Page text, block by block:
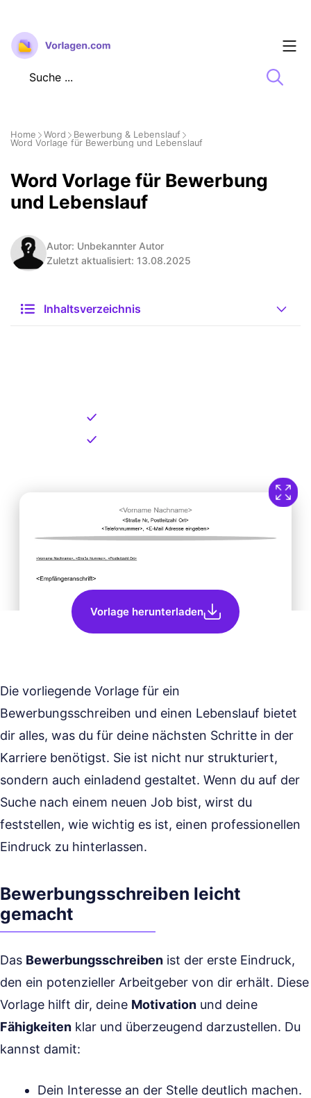
Zum
Inhalt
springen
Home Word
Bewerbung & Lebenslauf
Word Vorlage für Bewerbung und Lebenslauf
Word Vorlage für Bewerbung
und Lebenslauf
Autor: Unbekannter Autor
Zuletzt aktualisiert: 13.08.2025
Inhaltsverzeichnis
Vorlage herunterladen
Die vorliegende Vorlage für ein
Bewerbungsschreiben und einen Lebenslauf bietet
dir alles, was du für deine nächsten Schritte in der
Karriere benötigst. Sie ist nicht nur strukturiert,
sondern auch einladend gestaltet. Wenn du auf der
Suche nach einem neuen Job bist, wirst du
feststellen, wie wichtig es ist, einen professionellen
Eindruck zu hinterlassen.
Bewerbungsschreiben leicht
gemacht
Das Bewerbungsschreiben ist der erste Eindruck,
den ein potenzieller Arbeitgeber von dir erhält. Diese
Vorlage hilft dir, deine Motivation und deine
Fähigkeiten klar und überzeugend darzustellen. Du
kannst damit:
Dein Interesse an der Stelle deutlich machen.